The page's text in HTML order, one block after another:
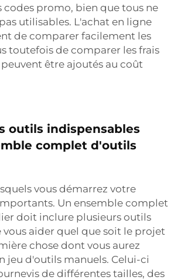
codes promo, bien que tous ne
utilisables. L'achat en ligne
de comparer facilement les
toutefois de comparer les frais
être ajoutés au coût
outils indispensables
complet d'outils
vous démarrez votre
Un ensemble complet
doit inclure plusieurs outils
vous aider quel que soit le projet
chose dont vous aurez
jeu d'outils manuels. Celui-ci
de différentes tailles, des